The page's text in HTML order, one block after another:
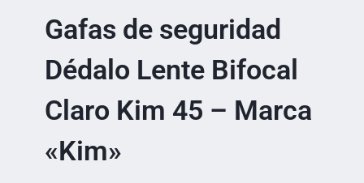
Gafas de seguridad
Dédalo Lente Bifocal
Claro Kim 45 – Marca
«Kim»